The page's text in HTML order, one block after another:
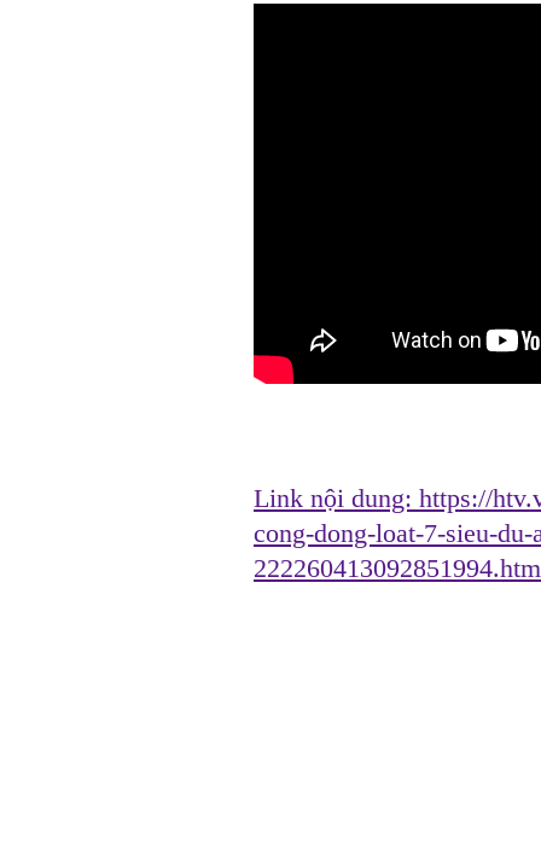
Link nội dung: https://
cong-dong-loat-7-sieu-
222260413092851994.htm